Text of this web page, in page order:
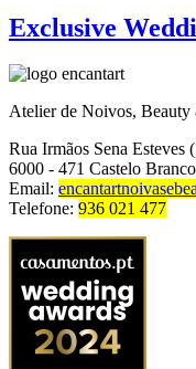
Exclusive
Atelier de Noivos, Beauty
Rua Irmãos Sena
6000 - 471 Castelo Branco
Email:
Telefone: 936 021 477